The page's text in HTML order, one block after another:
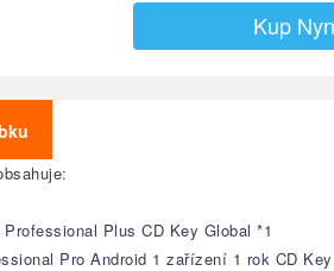
Kup
Plus CD Key Global *1
Pro Android 1 zařízení 1 rok CD